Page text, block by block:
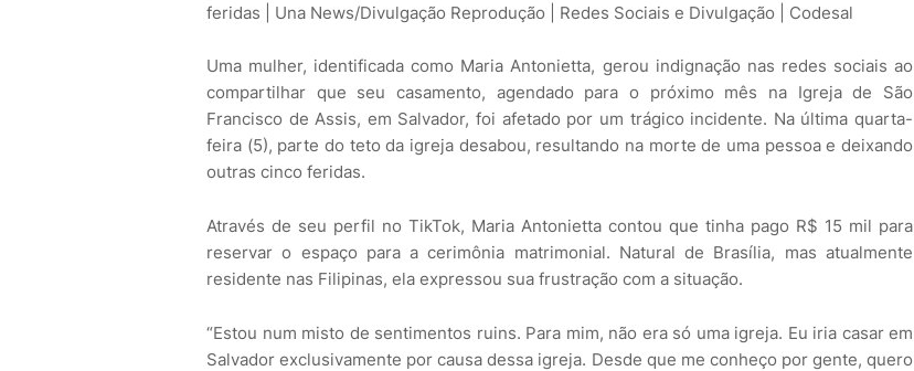
feridas | Una News/Divulgação Reprodução | Redes Sociais e Divulgação | Codesal
Uma mulher, identificada como Maria Antonietta, gerou indignação nas redes sociais ao
compartilhar que seu casamento, agendado para o próximo mês na Igreja de São
Francisco de Assis, em Salvador, foi afetado por um trágico incidente. Na última quarta-
feira (5), parte do teto da igreja desabou, resultando na morte de uma pessoa e deixando
outras cinco feridas.
Através de seu perfil no TikTok, Maria Antonietta contou que tinha pago R$ 15 mil para
reservar o espaço para a cerimônia matrimonial. Natural de Brasília, mas atualmente
residente nas Filipinas, ela expressou sua frustração com a situação.
“Estou num misto de sentimentos ruins. Para mim, não era só uma igreja. Eu iria casar em
Salvador exclusivamente por causa dessa igreja. Desde que me conheço por gente, quero